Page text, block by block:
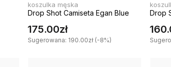
koszulka męska
Drop Shot Camiseta Egan Blue
175.00zł
Sugerowana: 190.00zł (-8%)
Drop